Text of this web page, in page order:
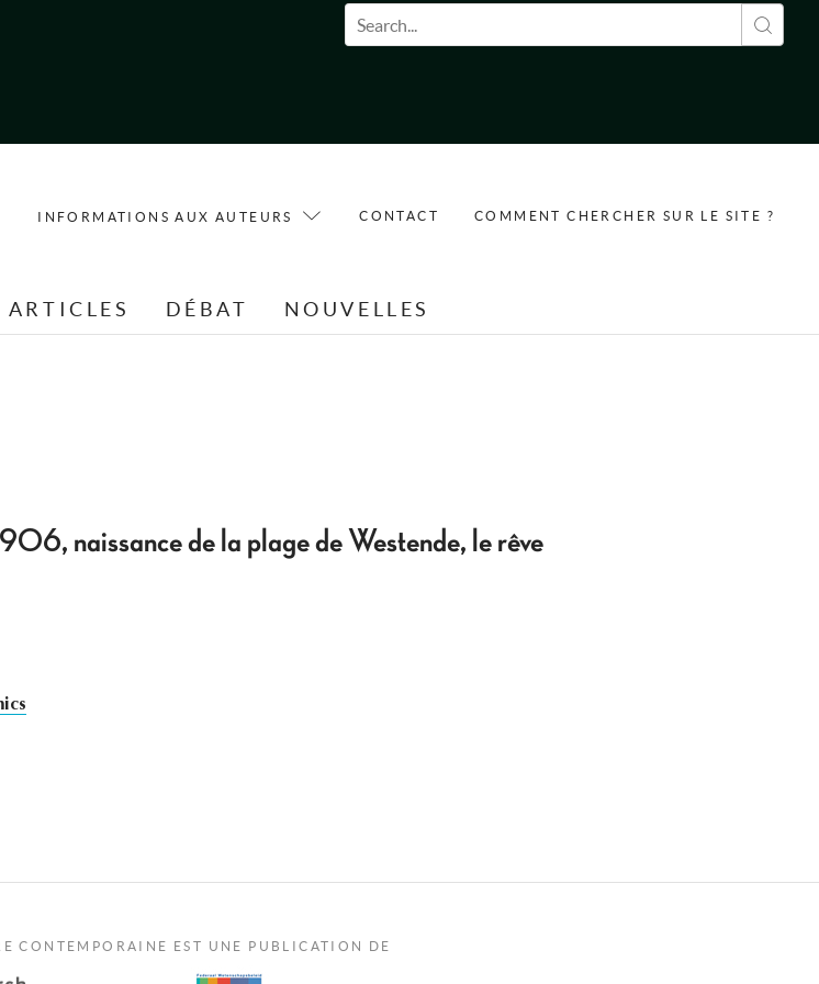
Formulaire de recherche
INFORMATIONS AUX AUTEURS CONTACT COMMENT CHERCHER SUR LE SITE ?
ARTICLES DÉBAT NOUVELLES
naissance de la plage de Westende, le rêve
CONTEMPORAINE EST UNE PUBLICATION DE